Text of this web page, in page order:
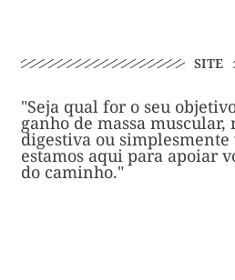
SITE
"Seja qual for o seu
ganho de massa muscular,
digestiva ou
estamos aqui para apoiar
do caminho."